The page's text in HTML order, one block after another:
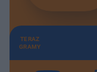
TERAZ
GRAMY